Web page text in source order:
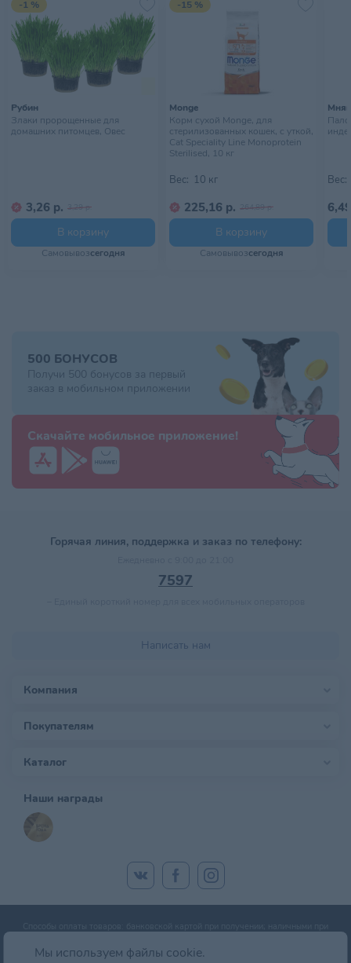
-1 %
Рубин
Злаки пророщенные для
домашних питомцев, Овес
3,26 р. 3,29 р.
В корзину
Самовывозсегодня
-15 %
Monge
Корм сухой Monge, для
стерилизованных кошек, с уткой,
Cat Speciality Line Monoprotein
Sterilised, 10 кг
Вес: 10 кг
225,16 р. 264,89 р.
В корзину
Самовывозсегодня
Вес:
500 БОНУСОВ
Получи 500 бонусов за первый
заказ в мобильном приложении
Скачайте мобильное приложение!
Горячая линия, поддержка и заказ по телефону:
7597
Написать нам
Компания
Покупателям
Каталог
Наши награды
Мы используем файлы cookie.